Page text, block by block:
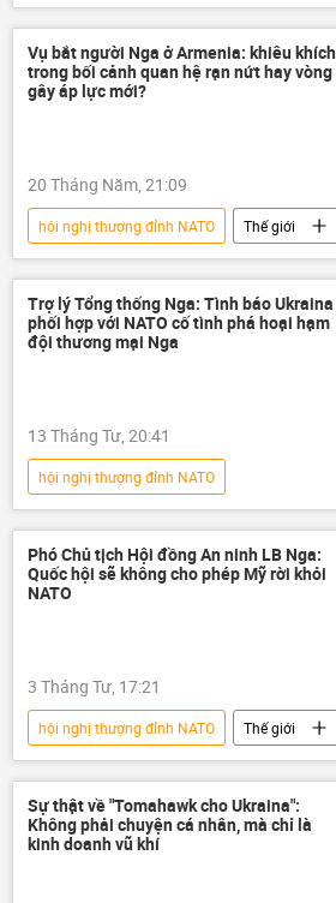
Nga
Ukraina
NATO
Thế giới
Điện Kremlin
Quân đội Nga
Quân đội Ukraina
Ankara
Chiến dịch quân sự đặc biệt tại Ukraina
Vụ bắt người Nga ở Armenia: khiêu khích
trong bối cảnh quan hệ rạn nứt hay vòng
gây áp lực mới?
20 Tháng Năm, 21:09
hội nghị thượng đỉnh NATO
Thế giới
Nga
Armenia
NATO
Quan điểm-Ý kiến
áp lực
EU
Chính trị
Trợ lý Tổng thống Nga: Tình báo Ukraina
phối hợp với NATO cố tình phá hoại hạm
đội thương mại Nga
13 Tháng Tư, 20:41
hội nghị thượng đỉnh NATO
Chiến dịch quân sự đặc biệt tại Ukraina
Thế giới
Nga
tình báo
NATO
Cuộc khủng hoảng ở Ukraina
Phó Chủ tịch Hội đồng An ninh LB Nga:
Quốc hội sẽ không cho phép Mỹ rời khỏi
NATO
3 Tháng Tư, 17:21
hội nghị thượng đỉnh NATO
Thế giới
NATO
Dmitry Medvedev
Hội đồng An ninh Nga
Donald Trump
Hoa Kỳ
Sự thật về "Tomahawk cho Ukraina":
Không phải chuyện cá nhân, mà chỉ là
kinh doanh vũ khí